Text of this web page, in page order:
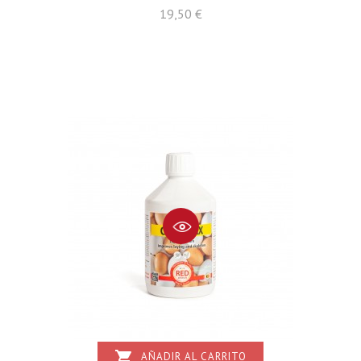
19,50 €Precio
AÑADIR AL CARRITO